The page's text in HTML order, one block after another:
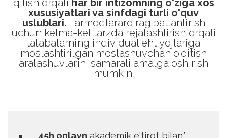
qilish orqali har bir intizomning o'ziga xos
xususiyatlari va sinfdagi turli o'quv
uslublari. Tarmoqlararo rag'batlantirish
uchun ketma-ket tarzda rejalashtirish orqali
talabalarning individual ehtiyojlariga
moslashtirilgan moslashuvchan o'qitish
aralashuvlarini samarali amalga oshirish
mumkin.
45h onlayn akademik e'tirof bilan*